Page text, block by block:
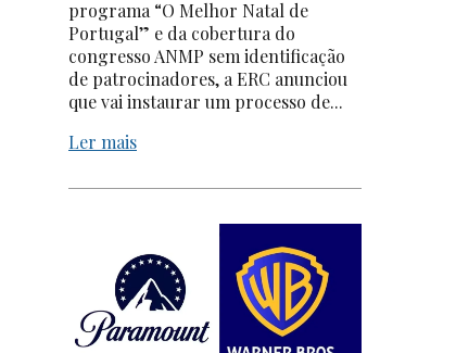
programa “O Melhor Natal de
Portugal” e da cobertura do
congresso ANMP sem identificação
de patrocinadores, a ERC anunciou
que vai instaurar um processo de...
Ler mais